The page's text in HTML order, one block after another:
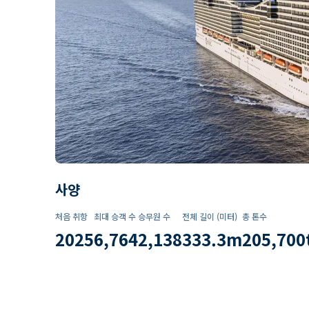
사양
처음 취항
2025
최대 승객 수
6,764
승무원 수
2,138
전체 길이 (미터)
333.3m
총 톤수
205,700